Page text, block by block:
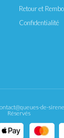
Retour et
Confidentialité
de-
Réservés